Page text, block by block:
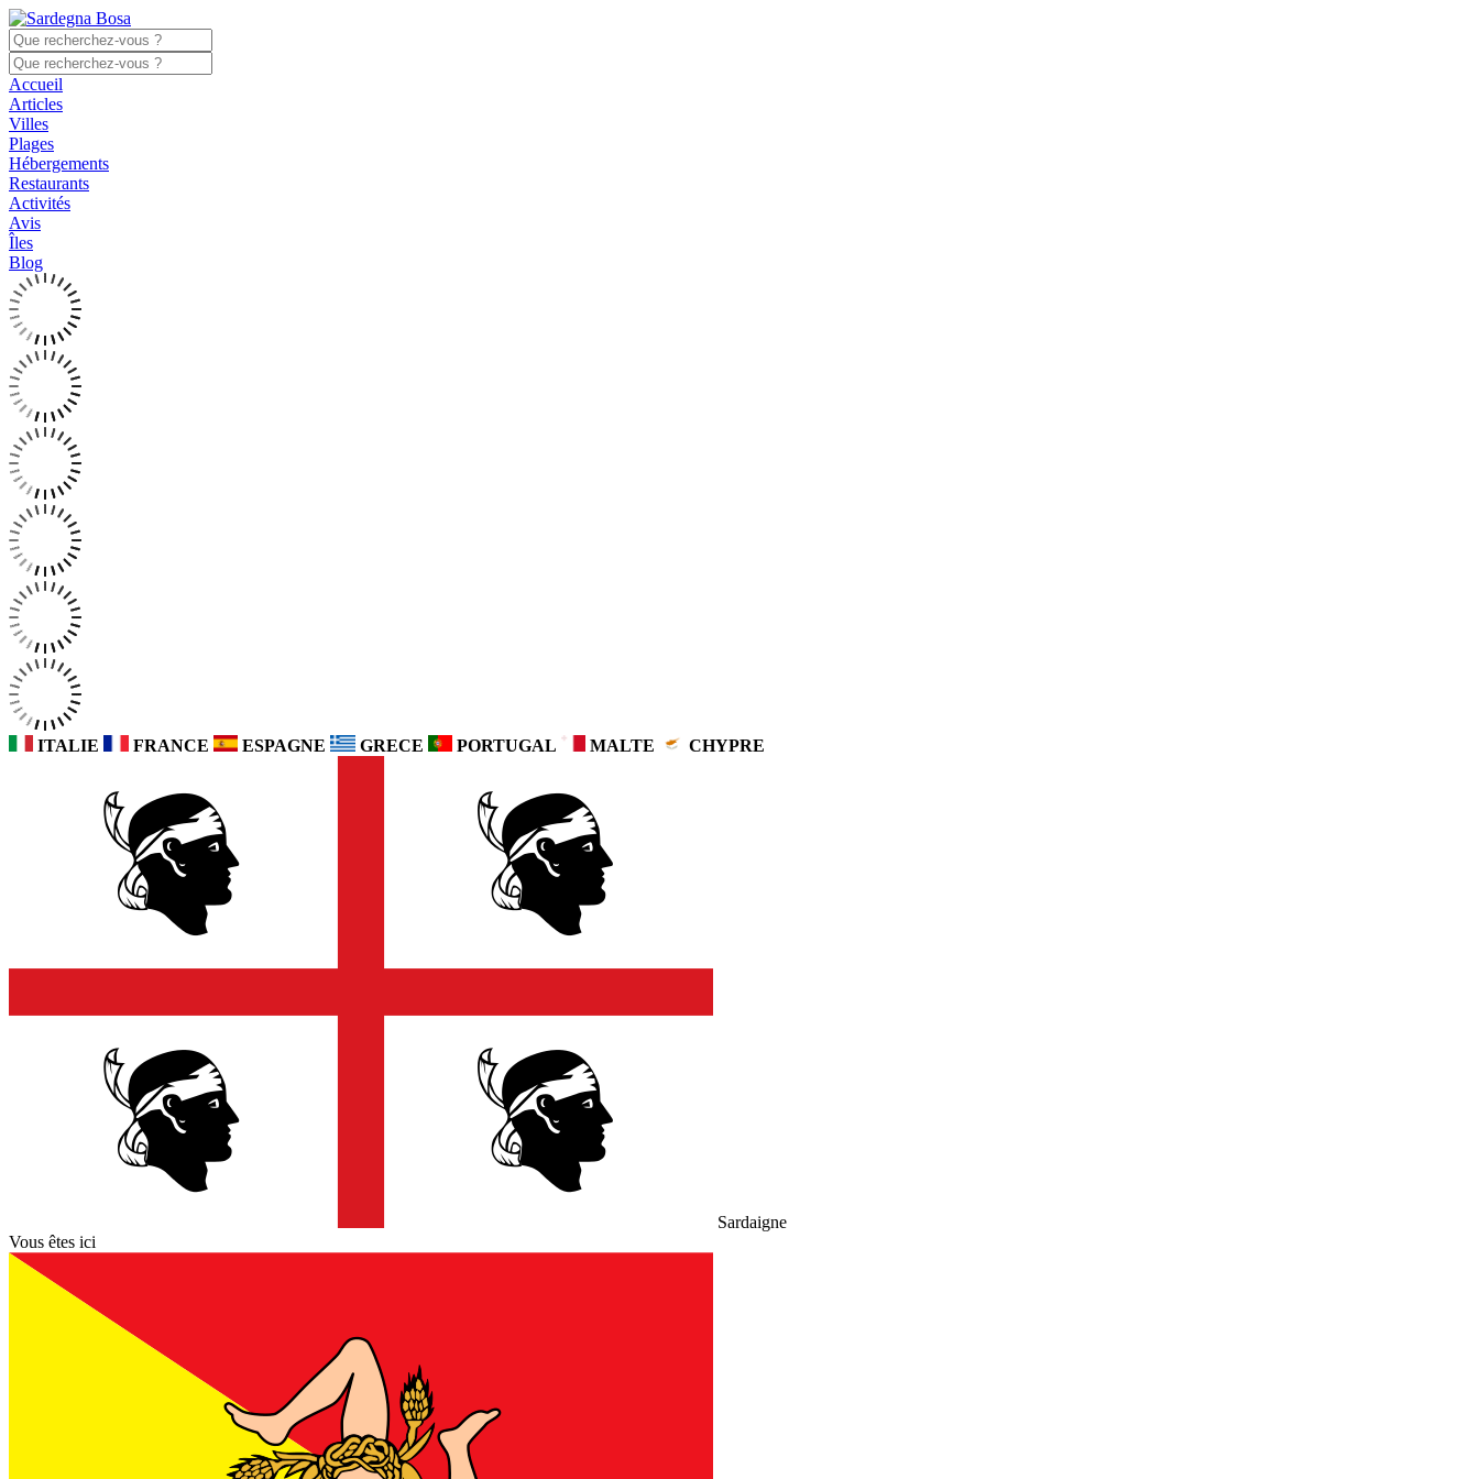
Accueil
Articles
Villes
Plages
Hébergements
Restaurants
Activités
Avis
Îles
Blog
ITALIE FRANCE ESPAGNE GRECE PORTUGAL MALTE CHYPRE
Sardaigne
Vous êtes ici